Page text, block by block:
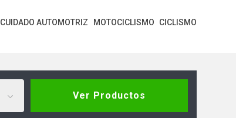
CUIDADO AUTOMOTRIZ MOTOCICLISMO CICLISMO
Ver Productos